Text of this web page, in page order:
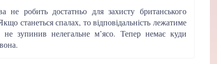
не робить достатньо для захисту британського
станеться спалах, то відповідальність лежатиме
зупинив нелегальне м’ясо. Тепер немає куди